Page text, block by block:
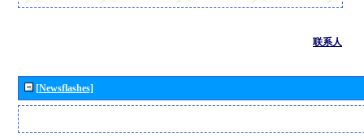
联系人
[Newsflashes]